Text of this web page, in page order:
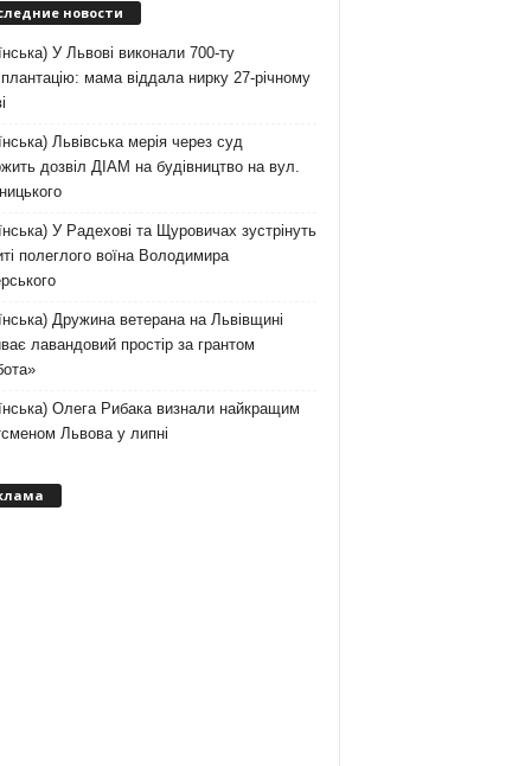
новости
У Львові виконали 700-ту
мама віддала нирку 27-річному
Львівська мерія через суд
дозвіл ДІАМ на будівництво на вул.
У Радехові та Щуровичах зустрінуть
полеглого воїна Володимира
Дружина ветерана на Львівщині
лавандовий простір за грантом
Олега Рибака визнали найкращим
Львова у липні